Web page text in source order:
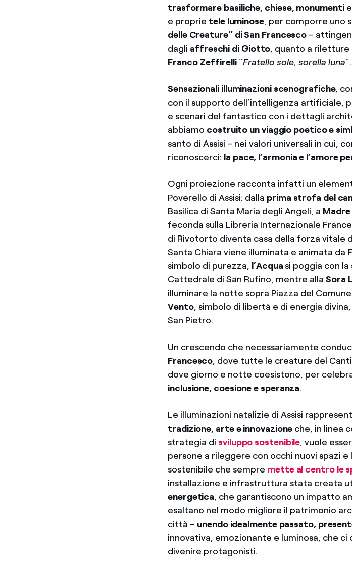
trasformare basiliche, chiese, monumentie
e proprie tele luminose, per comporre uno
delle Creature” di San Francesco –
dagli affreschi di Giotto, quanto a
Franco Zeffirelli“Fratello sole, sorella luna”.
Sensazionali illuminazioni scenografiche,
con il supporto dell’intelligenza artificiale,
e scenari del fantastico con i dettagli
abbiamo costruito un viaggio poetico e
santo di Assisi – nei valori universali in cui,
riconoscerci: la pace, l’armonia e l’amore
Ogni proiezione racconta infatti un
Poverello di Assisi: dalla prima strofa del
Basilica di Santa Maria degli Angeli, a
feconda sulla Libreria Internazionale
di Rivotorto diventa casa della forza vitale
Santa Chiara viene illuminata e animata da
simbolo di purezza, l’Acquasi poggia con
Cattedrale di San Rufino, mentre allaSora
illuminare la notte sopra Piazza del
Vento, simbolo di libertà e di energia
San Pietro.
Un crescendo che necessariamente
Francesco, dove tutte le creature del
dove giorno e notte coesistono, per
inclusione, coesione e speranza.
Le illuminazioni natalizie di Assisi
tradizione, arte e innovazione che, in linea
strategia di sviluppo sostenibile, vuole
persone a rileggere con occhi nuovi spazi
sostenibile che sempre mette al centro le
installazione e infrastruttura stata creata
energetica, che garantiscono un impatto
esaltano nel modo migliore il patrimonio
città – unendo idealmente passato,
innovativa, emozionante e luminosa, che
divenire protagonisti.